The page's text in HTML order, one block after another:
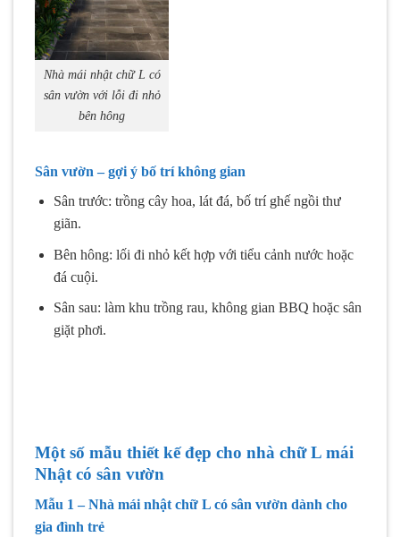
Nhà mái nhật chữ L có
sân vườn với lỗi đi nhỏ
bên hông
Sân vườn – gợi ý bố trí không gian
Sân trước: trồng cây hoa, lát đá, bố trí ghế ngồi thư
giãn.
Bên hông: lối đi nhỏ kết hợp với tiểu cảnh nước hoặc
đá cuội.
Sân sau: làm khu trồng rau, không gian BBQ hoặc sân
giặt phơi.
Một số mẫu thiết kế đẹp cho nhà chữ L mái
Nhật có sân vườn
Mẫu 1 – Nhà mái nhật chữ L có sân vườn dành cho
gia đình trẻ